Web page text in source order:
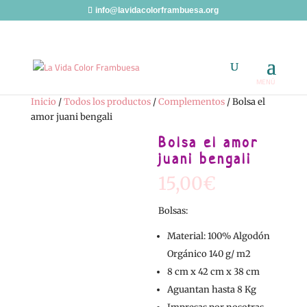
info@lavidacolorframbuesa.org
Inicio /Todos los productos/Complementos/ Bolsa el
amor juani bengali
Bolsa el amor
juani bengali
15,00€
Bolsas:
Material: 100% Algodón
Orgánico 140 g/ m2
8 cm x 42 cm x 38 cm
Aguantan hasta 8 Kg